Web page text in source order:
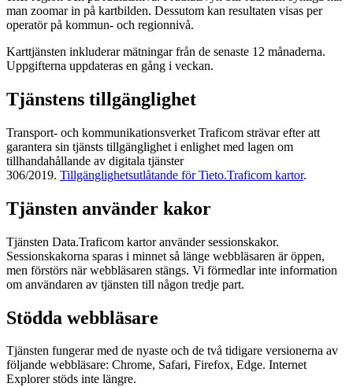
man zoomar in på kartbilden. Dessutom kan resultaten visas per
operatör på kommun- och regionnivå.
Karttjänsten inkluderar mätningar från de senaste 12 månaderna.
Uppgifterna uppdateras en gång i veckan.
Tjänstens tillgänglighet
Transport- och kommunikationsverket Traficom strävar efter att
garantera sin tjänsts tillgänglighet i enlighet med lagen om
tillhandahållande av digitala tjänster
306/2019. Tillgänglighetsutlåtande för Tieto.Traficom kartor.
Tjänsten använder kakor
Tjänsten Data.Traficom kartor använder sessionskakor.
Sessionskakorna sparas i minnet så länge webbläsaren är öppen,
men förstörs när webbläsaren stängs. Vi förmedlar inte information
om användaren av tjänsten till någon tredje part.
Stödda webbläsare
Tjänsten fungerar med de nyaste och de två tidigare versionerna av
följande webbläsare: Chrome, Safari, Firefox, Edge. Internet
Explorer stöds inte längre.